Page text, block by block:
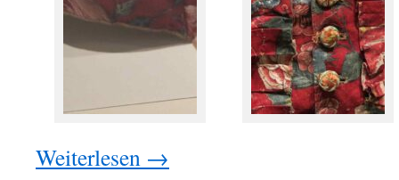
Weiterlesen →